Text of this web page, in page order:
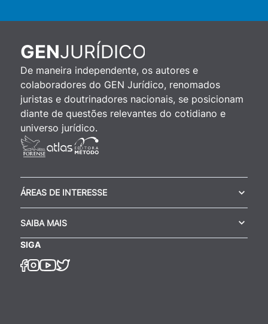
GENJURÍDICO
De maneira independente, os autores e
colaboradores do GEN Jurídico, renomados
juristas e doutrinadores nacionais, se posicionam
diante de questões relevantes do cotidiano e
universo jurídico.
ÁREAS DE INTERESSE
SAIBA MAIS
SIGA